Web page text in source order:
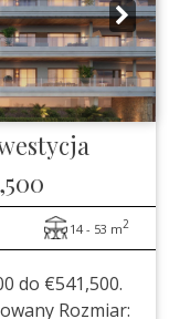
14 - 53 m2
do €541,500.
Rozmiar: